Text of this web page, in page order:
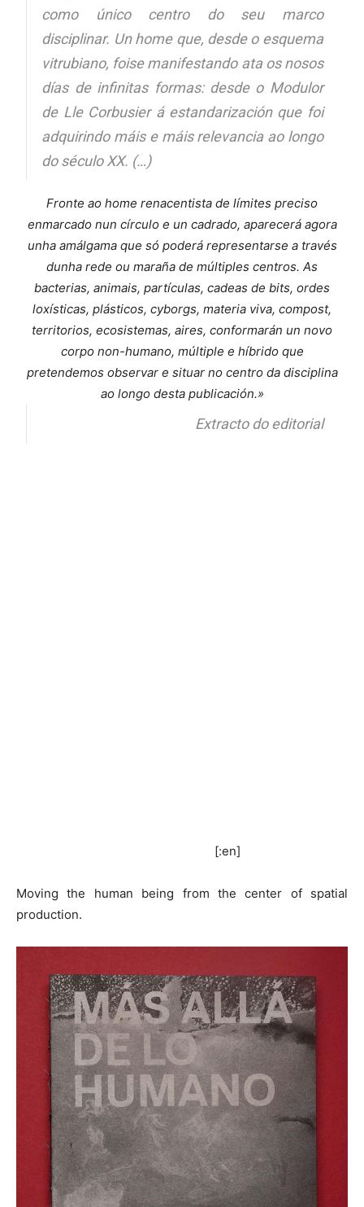
como único centro do seu marco
disciplinar. Un home que, desde o esquema
vitrubiano, foise manifestando ata os nosos
días de infinitas formas: desde o Modulor
de Lle Corbusier á estandarización que foi
adquirindo máis e máis relevancia ao longo
do século XX. (…)
Fronte ao home renacentista de límites preciso
enmarcado nun círculo e un cadrado, aparecerá agora
unha amálgama que só poderá representarse a través
dunha rede ou maraña de múltiples centros. As
bacterias, animais, partículas, cadeas de bits, ordes
loxísticas, plásticos, cyborgs, materia viva, compost,
territorios, ecosistemas, aires, conformarán un novo
corpo non-humano, múltiple e híbrido que
pretendemos observar e situar no centro da disciplina
ao longo desta publicación.»
Extracto do editorial
[:en]
Moving the human being from the center of spatial
production.